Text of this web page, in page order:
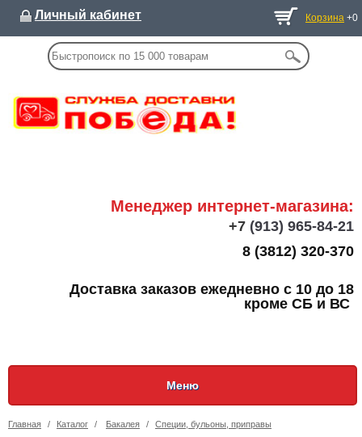
Личный кабинет Корзина +0
Менеджер интернет-магазина:
+7 (913) 965-84-21
8 (3812) 320-370
Доставка заказов ежедневно с 10 до 18
кроме СБ и ВС
Меню
Главная / Каталог / Бакалея / Специи, бульоны, приправы